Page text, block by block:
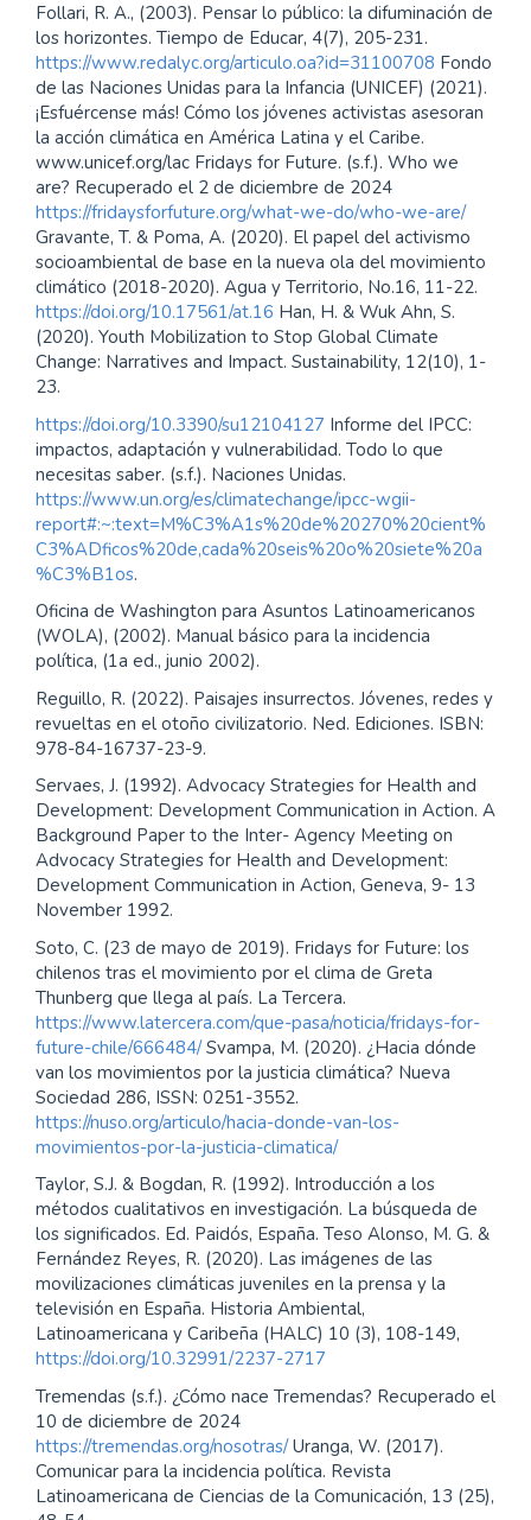
Follari, R. A., (2003). Pensar lo público: la difuminación de
los horizontes. Tiempo de Educar, 4(7), 205-231.
https://www.redalyc.org/articulo.oa?id=31100708 Fondo
de las Naciones Unidas para la Infancia (UNICEF) (2021).
¡Esfuércense más! Cómo los jóvenes activistas asesoran
la acción climática en América Latina y el Caribe.
www.unicef.org/lac Fridays for Future. (s.f.). Who we
are? Recuperado el 2 de diciembre de 2024
https://fridaysforfuture.org/what-we-do/who-we-are/
Gravante, T. & Poma, A. (2020). El papel del activismo
socioambiental de base en la nueva ola del movimiento
climático (2018-2020). Agua y Territorio, No.16, 11-22.
https://doi.org/10.17561/at.16 Han, H. & Wuk Ahn, S.
(2020). Youth Mobilization to Stop Global Climate
Change: Narratives and Impact. Sustainability, 12(10), 1-
23.
https://doi.org/10.3390/su12104127 Informe del IPCC:
impactos, adaptación y vulnerabilidad. Todo lo que
necesitas saber. (s.f.). Naciones Unidas.
https://www.un.org/es/climatechange/ipcc-wgii-
report#:~:text=M%C3%A1s%20de%20270%20cient%
C3%ADficos%20de,cada%20seis%20o%20siete%20a
%C3%B1os.
Oficina de Washington para Asuntos Latinoamericanos
(WOLA), (2002). Manual básico para la incidencia
política, (1a ed., junio 2002).
Reguillo, R. (2022). Paisajes insurrectos. Jóvenes, redes y
revueltas en el otoño civilizatorio. Ned. Ediciones. ISBN:
978-84-16737-23-9.
Servaes, J. (1992). Advocacy Strategies for Health and
Development: Development Communication in Action. A
Background Paper to the Inter- Agency Meeting on
Advocacy Strategies for Health and Development:
Development Communication in Action, Geneva, 9- 13
November 1992.
Soto, C. (23 de mayo de 2019). Fridays for Future: los
chilenos tras el movimiento por el clima de Greta
Thunberg que llega al país. La Tercera.
https://www.latercera.com/que-pasa/noticia/fridays-for-
future-chile/666484/Svampa, M. (2020). ¿Hacia dónde
van los movimientos por la justicia climática? Nueva
Sociedad 286, ISSN: 0251-3552.
https://nuso.org/articulo/hacia-donde-van-los-
movimientos-por-la-justicia-climatica/
Taylor, S.J. & Bogdan, R. (1992). Introducción a los
métodos cualitativos en investigación. La búsqueda de
los significados. Ed. Paidós, España. Teso Alonso, M. G. &
Fernández Reyes, R. (2020). Las imágenes de las
movilizaciones climáticas juveniles en la prensa y la
televisión en España. Historia Ambiental,
Latinoamericana y Caribeña (HALC) 10 (3), 108-149,
https://doi.org/10.32991/2237-2717
Tremendas (s.f.). ¿Cómo nace Tremendas? Recuperado el
10 de diciembre de 2024
https://tremendas.org/nosotras/Uranga, W. (2017).
Comunicar para la incidencia política. Revista
Latinoamericana de Ciencias de la Comunicación, 13 (25),